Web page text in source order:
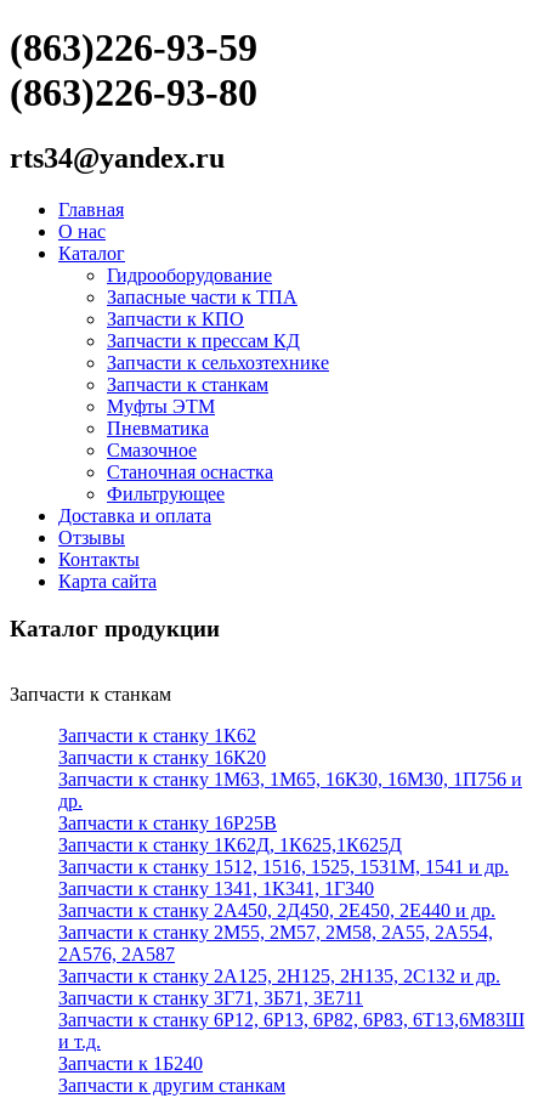
(863)226-93-59
(863)226-93-80
rts34@yandex.ru
Главная
О нас
Каталог
Гидрооборудование
Запасные части к ТПА
Запчасти к КПО
Запчасти к прессам КД
Запчасти к сельхозтехнике
Запчасти к станкам
Муфты ЭТМ
Пневматика
Смазочное
Станочная оснастка
Фильтрующее
Доставка и оплата
Отзывы
Контакты
Карта сайта
Каталог продукции
Запчасти к станкам
Запчасти к станку 1К62
Запчасти к станку 16К20
Запчасти к станку 1М63, 1М65, 16К30, 16М30, 1П756 и
др.
Запчасти к станку 16Р25В
Запчасти к станку 1К62Д, 1К625,1К625Д
Запчасти к станку 1512, 1516, 1525, 1531М, 1541 и др.
Запчасти к станку 1341, 1К341, 1Г340
Запчасти к станку 2А450, 2Д450, 2Е450, 2Е440 и др.
Запчасти к станку 2М55, 2М57, 2М58, 2А55, 2А554,
2А576, 2А587
Запчасти к станку 2А125, 2Н125, 2Н135, 2С132 и др.
Запчасти к станку 3Г71, 3Б71, 3Е711
Запчасти к станку 6Р12, 6Р13, 6Р82, 6Р83, 6Т13,6М83Ш
и т.д.
Запчасти к 1Б240
Запчасти к другим станкам